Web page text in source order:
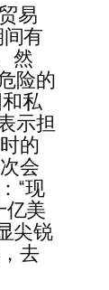
易
有
然
险的
私
示担
的
会
“现
亿美
尖锐
去